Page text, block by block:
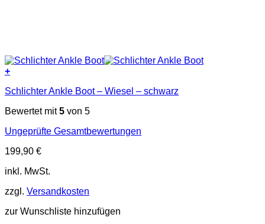
+
Produkt
mehrere
auf.
Optionen
können
auf
der
Produktseite
gewählt
Schlichter Ankle Boot – Wiesel – schwarz
Bewertet mit5 von 5
Ungeprüfte Gesamtbewertungen
199,90 €
inkl. MwSt.
zzgl. Versandkosten
zur Wunschliste hinzufügen